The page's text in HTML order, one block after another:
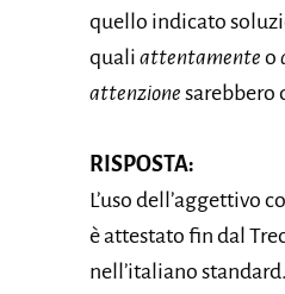
quello indicato
quali attentamente o
attenzione sarebbero
RISPOSTA:
L’uso dell’aggettivo
è attestato fin dal
nell’italiano